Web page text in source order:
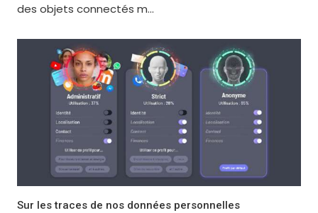
des objets connectés m...
Sur les traces de nos données personnelles